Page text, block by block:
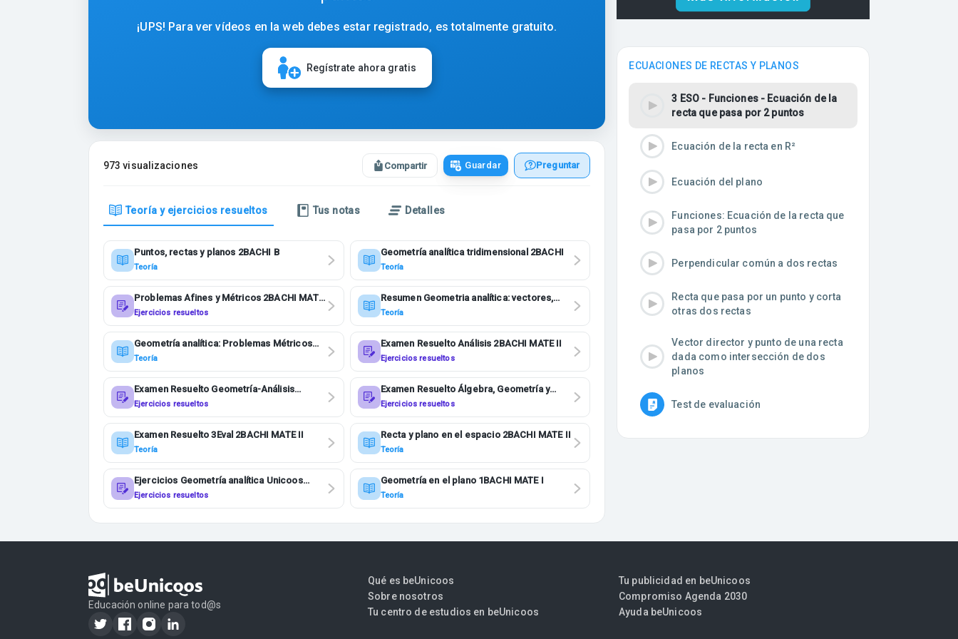
¡UPS! Para ver vídeos en la web debes estar registrado, es totalmente gratuito.
Regístrate ahora gratis
973 visualizaciones Compartir Guardar Preguntar
Teoría y ejercicios resueltos Tus notas Detalles
Puntos, rectas y planos 2BACHI B
Teoría
Geometría analítica tridimensional 2BACHI
Teoría
Problemas Afines y Métricos 2BACHI MATE
II
Ejercicios resueltos
Resumen Geometria analítica: vectores,
rectas y planos
Teoría
Geometría analítica: Problemas Métricos
2BACHI MATE II
Teoría
Examen Resuelto Análisis 2BACHI MATE II
Ejercicios resueltos
Examen Resuelto Geometría-Análisis
2BACHI MATE II
Ejercicios resueltos
Examen Resuelto Álgebra, Geometría y
Análisis 2BACHI MATE II
Ejercicios resueltos
Examen Resuelto 3Eval 2BACHI MATE II
Teoría
Recta y plano en el espacio 2BACHI MATE II
Teoría
Ejercicios Geometría analítica Unicoos
1BACHI MATE I
Ejercicios resueltos
Geometría en el plano 1BACHI MATE I
Teoría
ECUACIONES DE RECTAS Y PLANOS
3 ESO - Funciones - Ecuación de la
recta que pasa por 2 puntos
Ecuación de la recta en R²
Ecuación del plano
Funciones: Ecuación de la recta que
pasa por 2 puntos
Perpendicular común a dos rectas
Recta que pasa por un punto y corta
otras dos rectas
Vector director y punto de una recta
dada como intersección de dos
planos
Test de evaluación
Educación online para tod@s
Qué es beUnicoos
Sobre nosotros
Tu centro de estudios en beUnicoos
Tu publicidad en beUnicoos
Compromiso Agenda 2030
Ayuda beUnicoos